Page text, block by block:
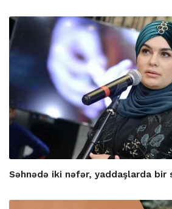
Səhnədə iki nəfər, yaddaşlarda bir